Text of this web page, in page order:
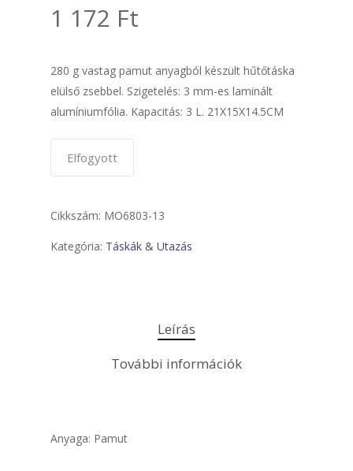
1 172 Ft
280 g vastag pamut anyagból készült hűtőtáska
elülső zsebbel. Szigetelés: 3 mm-es laminált
alumíniumfólia. Kapacitás: 3 L. 21X15X14.5CM
Elfogyott
Cikkszám: MO6803-13
Kategória: Táskák & Utazás
Leírás
További információk
Anyaga: Pamut